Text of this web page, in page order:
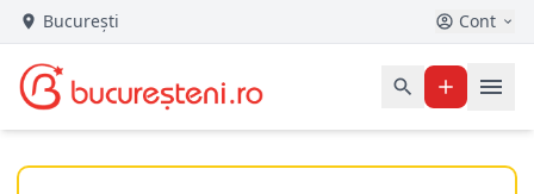
București Cont